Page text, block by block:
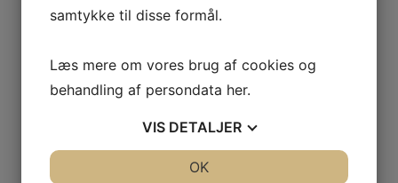
Om @helenas_rum
Persondatapolitik
samtykke til disse formål.
Læs mere om vores brug af cookies og
behandling af persondata her.
VIS DETALJER
OK